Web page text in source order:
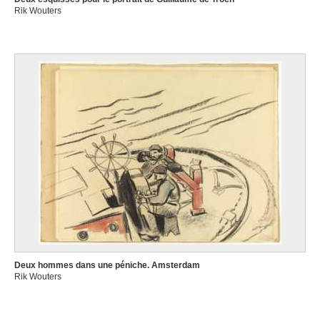
Rik Wouters
Deux hommes dans une péniche. Amsterdam
Rik Wouters